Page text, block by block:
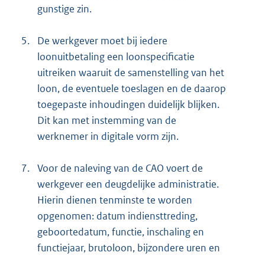
gunstige zin.
5.
De werkgever moet bij iedere
loonuitbetaling een loonspecificatie
uitreiken waaruit de samenstelling van het
loon, de eventuele toeslagen en de daarop
toegepaste inhoudingen duidelijk blijken.
Dit kan met instemming van de
werknemer in digitale vorm zijn.
7. Voor de naleving van de CAO voert de
werkgever een deugdelijke administratie.
Hierin dienen tenminste te worden
opgenomen: datum indiensttreding,
geboortedatum, functie, inschaling en
functiejaar, brutoloon, bijzondere uren en